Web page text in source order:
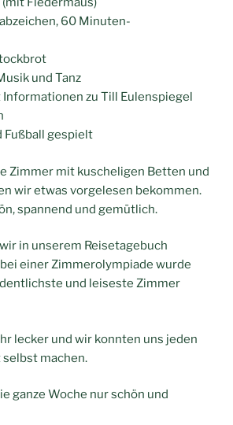
60 Minuten-
und Tanz
zu Till Eulenspiegel
Fußball gespielt
Zimmer mit kuscheligen Betten und
wir etwas vorgelesen bekommen.
spannend und gemütlich.
in unserem Reisetagebuch
einer Zimmerolympiade wurde
und leiseste Zimmer
lecker und wir konnten uns jeden
selbst machen.
ganze Woche nur schön und